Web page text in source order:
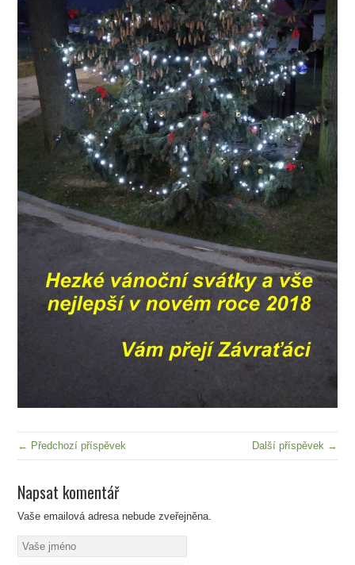
← Předchozí příspěvek Další příspěvek →
Napsat komentář
Vaše emailová adresa nebude zveřejněna.